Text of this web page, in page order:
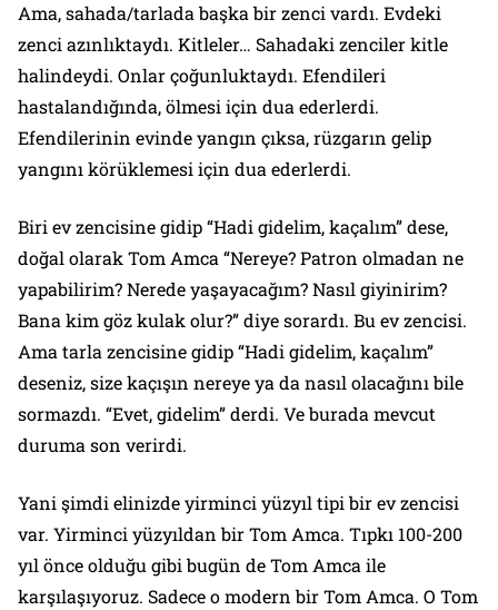
Ama, sahada/tarlada başka bir zenci vardı. Evdeki
zenci azınlıktaydı. Kitleler… Sahadaki zenciler kitle
halindeydi. Onlar çoğunluktaydı. Efendileri
hastalandığında, ölmesi için dua ederlerdi.
Efendilerinin evinde yangın çıksa, rüzgarın gelip
yangını körüklemesi için dua ederlerdi.
Biri ev zencisine gidip “Hadi gidelim, kaçalım” dese,
doğal olarak Tom Amca “Nereye? Patron olmadan ne
yapabilirim? Nerede yaşayacağım? Nasıl giyinirim?
Bana kim göz kulak olur?” diye sorardı. Bu ev zencisi.
Ama tarla zencisine gidip “Hadi gidelim, kaçalım”
deseniz, size kaçışın nereye ya da nasıl olacağını bile
sormazdı. “Evet, gidelim” derdi. Ve burada mevcut
duruma son verirdi.
Yani şimdi elinizde yirminci yüzyıl tipi bir ev zencisi
var. Yirminci yüzyıldan bir Tom Amca. Tıpkı 100-200
yıl önce olduğu gibi bugün de Tom Amca ile
karşılaşıyoruz. Sadece o modern bir Tom Amca. O Tom